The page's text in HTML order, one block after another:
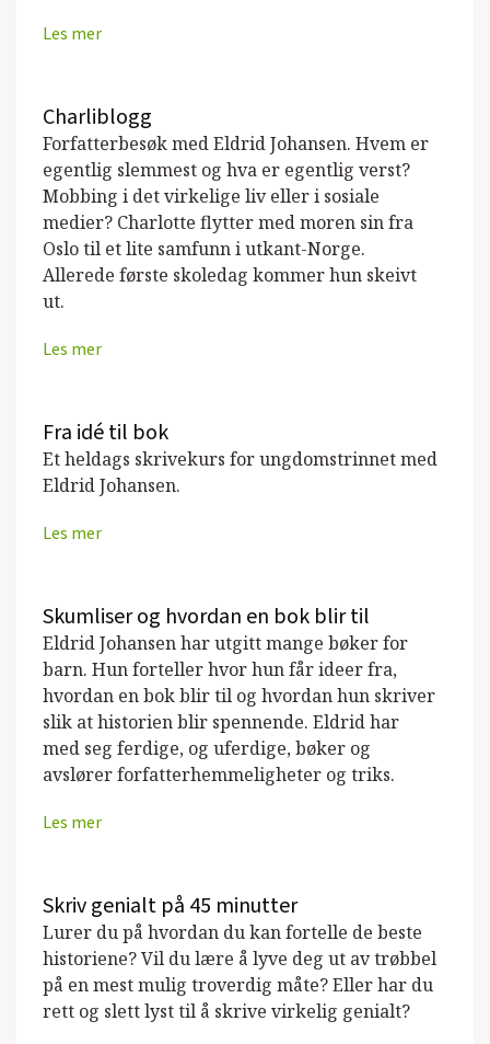
Den onde busken
Ungdomsbok, 2012)
Åsas grøss(Cappelen Damm, Barnebok,
2011)
Premievalp (Cappelen Damm, Barnebok,
2011)
Barnebok, 2011)
2010)
MEG OGSÅ, bok for barn og ungdom som
Universitetsykehus, Barnebok, 2010)
2009)
Lekkerbisk(Cappelen Damm, Barnebok,
2009)
Øremerket(Cappelen Damm, Barnebok,
2008)
Applaus for Sara
Norge på postkort (Medred.)
Fagbok, 2006)
Sara på scenen (Damm, Barnebok, 2006)
Les mer
Charliblogg
Forfatterbesøk med Eldrid Johansen. Hvem er
egentlig slemmest og hva er egentlig verst?
Mobbing i det virkelige liv eller i sosiale
medier? Charlotte flytter med moren sin fra
Oslo til et lite samfunn i utkant-Norge.
Allerede første skoledag kommer hun skeivt
ut.
Les mer
Fra idé til bok
Et heldags skrivekurs for ungdomstrinnet med
Eldrid Johansen.
Les mer
Skumliser og hvordan en bok blir til
Eldrid Johansen har utgitt mange bøker for
barn. Hun forteller hvor hun får ideer fra,
hvordan en bok blir til og hvordan hun skriver
slik at historien blir spennende. Eldrid har
med seg ferdige, og uferdige, bøker og
avslører forfatterhemmeligheter og triks.
Les mer
Skriv genialt på 45 minutter
Lurer du på hvordan du kan fortelle de beste
historiene? Vil du lære å lyve deg ut av trøbbel
på en mest mulig troverdig måte? Eller har du
rett og slett lyst til å skrive virkelig genialt?